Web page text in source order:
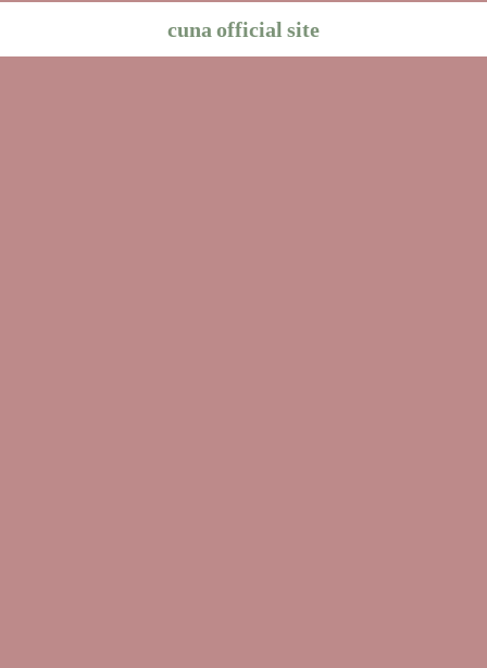
cuna official site